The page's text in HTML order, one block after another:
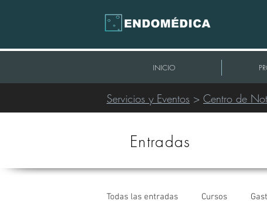
INICIO
Servicios y Eventos > Centro de
Entradas
Todas las entradas Cursos